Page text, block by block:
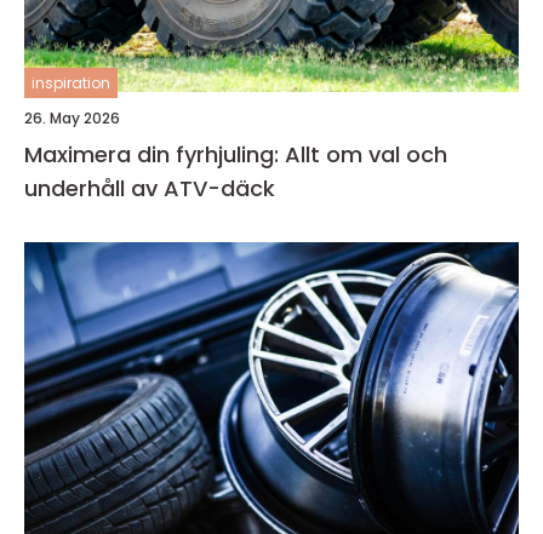
inspiration
26. May 2026
Maximera din fyrhjuling: Allt om val och
underhåll av ATV-däck